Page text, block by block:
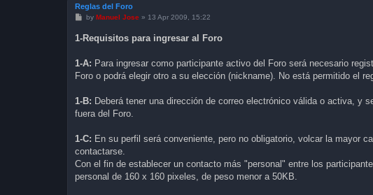
Reglas del Foro
P
s
t
by Manuel Jose » 13 Apr 2009, 15:22
1-Requisitos para ingresar al Foro
1-A: Para ingresar como participante activo del Foro será necesario
Foro o podrá elegir otro a su elección (nickname). No está permitido el
1-B: Deberá tener una dirección de correo electrónico válida o activa, y
fuera del Foro.
1-C: En su perfil será conveniente, pero no obligatorio, volcar la mayor
contactarse.
Con el fin de establecer un contacto más "personal" entre los
personal de 160 x 160 pixeles, de peso menor a 50KB.